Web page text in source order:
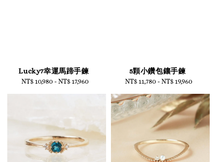
Lucky7幸運馬蹄手鍊
Regular
NT$ 10,980-NT$ 17,960
5顆小鑽包鑲手鍊
Regular
NT$ 11,780-NT$ 19,960